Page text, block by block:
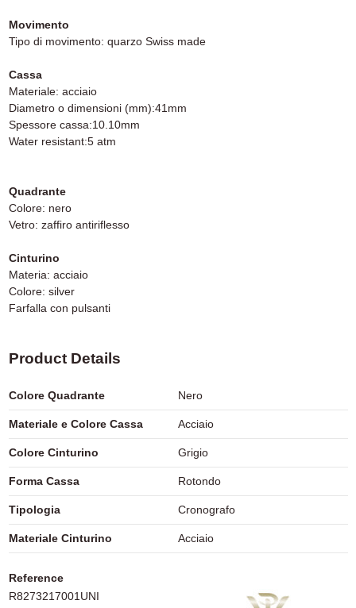
Movimento
Tipo di movimento: quarzo Swiss made
Cassa
Materiale: acciaio
Diametro o dimensioni (mm):41mm
Spessore cassa:10.10mm
Water resistant:5 atm
Quadrante
Colore: nero
Vetro: zaffiro antiriflesso
Cinturino
Materia: acciaio
Colore: silver
Farfalla con pulsanti
Product Details
Colore Quadrante Nero
Materiale e Colore Cassa Acciaio
Colore Cinturino Grigio
Forma Cassa Rotondo
Tipologia Cronografo
Materiale Cinturino Acciaio
Reference
R8273217001UNI